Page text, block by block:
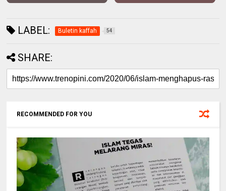
LABEL: Buletin kaffah 54
SHARE:
RECOMMENDED FOR YOU